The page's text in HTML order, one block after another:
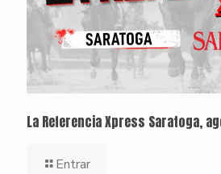
La Referencia Xpress Saratoga,
Entrar